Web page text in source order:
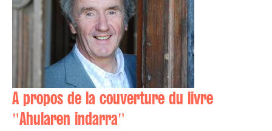
A propos de la couverture du livre
"Ahularen indarra"